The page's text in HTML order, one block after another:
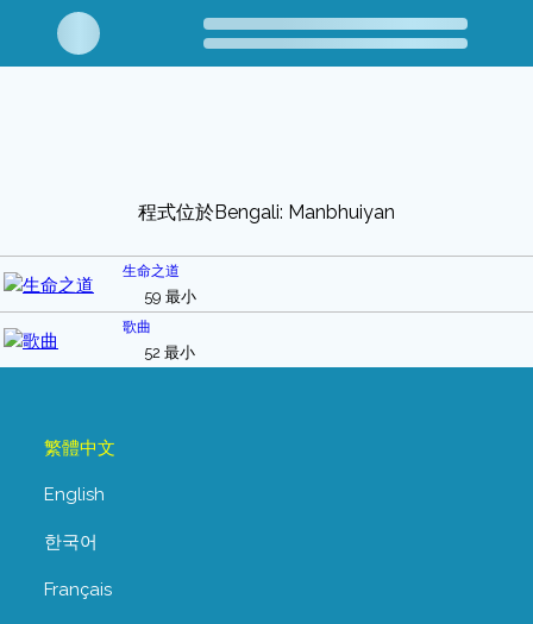
程式位於Bengali: Manbhuiyan
生命之道
59 最小
歌曲
52 最小
繁體中文
English
한국어
Français